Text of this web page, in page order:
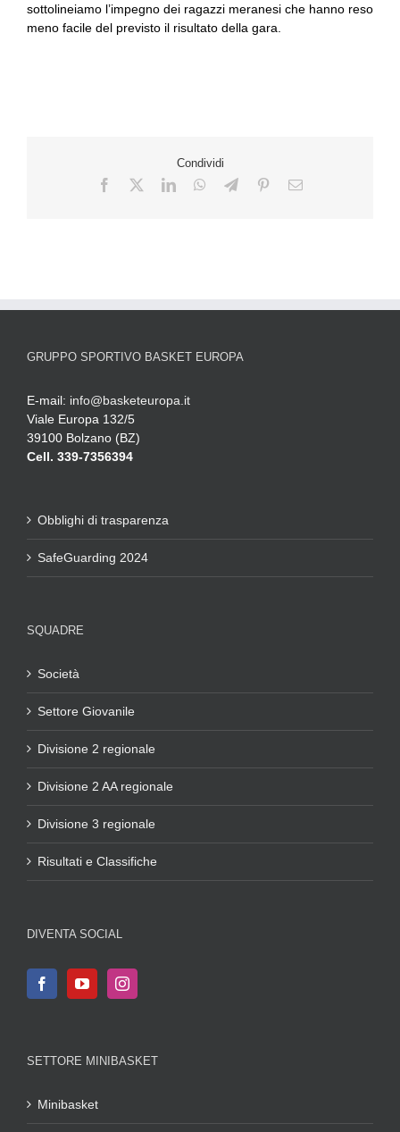
sottolineiamo l’impegno dei ragazzi meranesi che hanno reso
meno facile del previsto il risultato della gara.
Condividi
GRUPPO SPORTIVO BASKET EUROPA
E-mail: info@basketeuropa.it
Viale Europa 132/5
39100 Bolzano (BZ)
Cell. 339-7356394
Obblighi di trasparenza
SafeGuarding 2024
SQUADRE
Società
Settore Giovanile
Divisione 2 regionale
Divisione 2 AA regionale
Divisione 3 regionale
Risultati e Classifiche
DIVENTA SOCIAL
SETTORE MINIBASKET
Minibasket